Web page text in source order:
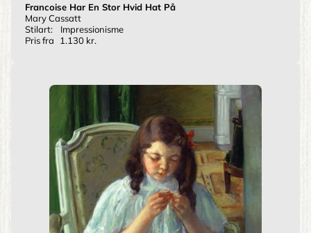
Francoise Har En Stor Hvid Hat På
Mary Cassatt
Stilart:
Impressionisme
Pris fra
1.130 kr.